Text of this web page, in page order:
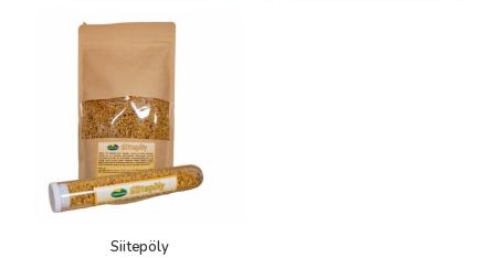
Siitepöly
useampi
muunnelma.
tehdä
valinnat